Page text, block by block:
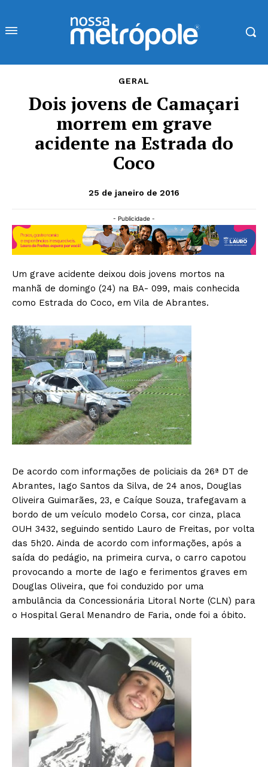
GERAL
Dois jovens de Camaçari
morrem em grave
acidente na Estrada do
Coco
25 de janeiro de 2016
- Publicidade -
Um grave acidente deixou dois jovens mortos na
manhã de domingo (24) na BA- 099, mais conhecida
como Estrada do Coco, em Vila de Abrantes.
De acordo com informações de policiais da 26ª DT de
Abrantes, Iago Santos da Silva, de 24 anos, Douglas
Oliveira Guimarães, 23, e Caíque Souza, trafegavam a
bordo de um veículo modelo Corsa, cor cinza, placa
OUH 3432, seguindo sentido Lauro de Freitas, por volta
das 5h20. Ainda de acordo com informações, após a
saída do pedágio, na primeira curva, o carro capotou
provocando a morte de Iago e ferimentos graves em
Douglas Oliveira, que foi conduzido por uma
ambulância da Concessionária Litoral Norte (CLN) para
o Hospital Geral Menandro de Faria, onde foi a óbito.